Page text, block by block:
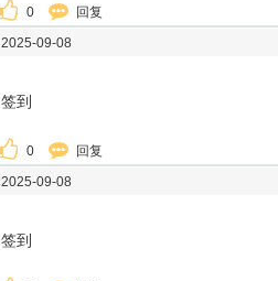
0 回复
2025-09-08
签到
0 回复
2025-09-08
签到